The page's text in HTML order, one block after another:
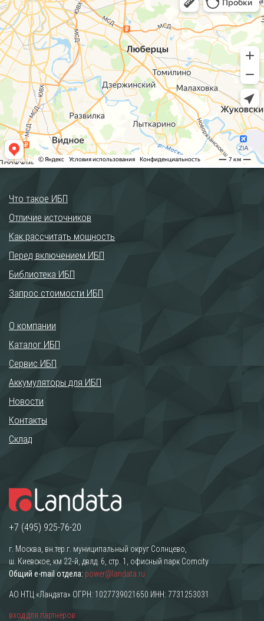
Что такое ИБП
Отличие источников
Как рассчитать мощность
Перед включением ИБП
Библиотека ИБП
Запрос стоимости ИБП
О компании
Каталог ИБП
Сервис ИБП
Аккумуляторы для ИБП
Новости
Контакты
Склад
+7 (495) 925-76-20
г. Москва, вн.тер.г. муниципальный округ Солнцево,
ш. Киевское, км 22-й, двлд. 6, стр. 1, офисный парк Comcity
Общий e-mail отдела: power@landata.ru
АО НТЦ «Ландата» ОГРН: 1027739021650 ИНН: 7731253031
вход для партнёров